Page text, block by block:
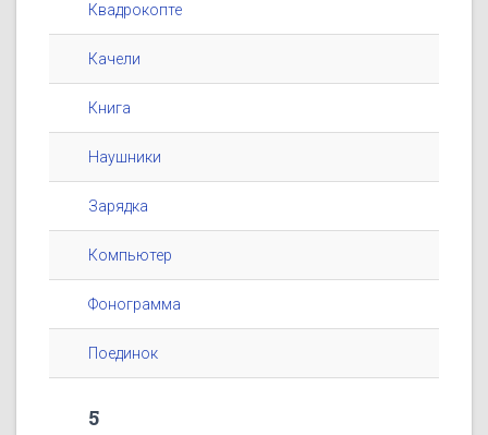
Квадрокопте
Качели
Книга
Наушники
Зарядка
Компьютер
Фонограмма
Поединок
5